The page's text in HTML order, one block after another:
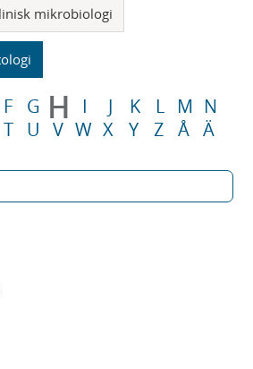
mikrobiologi
F G H I J K L M N
T U V W X Y Z Å Ä